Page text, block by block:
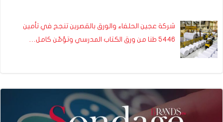
شركة عجين الحلفاء والورق بالقصرين تنجح في تأمين
5446 طنا من ورق الكتاب المدرسي وتؤمّن كامل…